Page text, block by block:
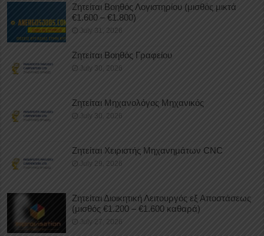
Ζητείται Βοηθός Λογιστηρίου (μισθός μικτά
€1.600 – €1.800)
July 31, 2026
Ζητείται Βοηθός Γραφείου
July 30, 2026
Ζητείται Μηχανολόγος Μηχανικός
July 30, 2026
Ζητείται Χειριστής Μηχανημάτων CNC
July 29, 2026
Ζητείται Διοικητική Λειτουργός εξ Αποστάσεως
(μισθός €1.200 – €1.600 καθαρά)
July 27, 2026